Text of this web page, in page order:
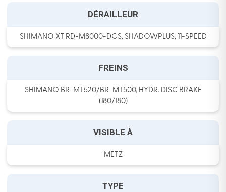
DÉRAILLEUR
SHIMANO XT RD-M8000-DGS, SHADOWPLUS, 11-SPEED
FREINS
SHIMANO BR-MT520/BR-MT500, HYDR. DISC BRAKE
(180/180)
VISIBLE À
METZ
TYPE